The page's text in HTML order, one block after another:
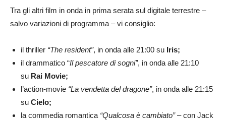
Tra gli altri film in onda in prima serata sul digitale terrestre –
salvo variazioni di programma – vi consiglio:
il thriller “The resident”, in onda alle 21:00 su Iris;
il drammatico “Il pescatore di sogni”, in onda alle 21:10
su Rai Movie;
l’action-movie “La vendetta del dragone”, in onda alle 21:15
su Cielo;
la commedia romantica “Qualcosa è cambiato”– con Jack